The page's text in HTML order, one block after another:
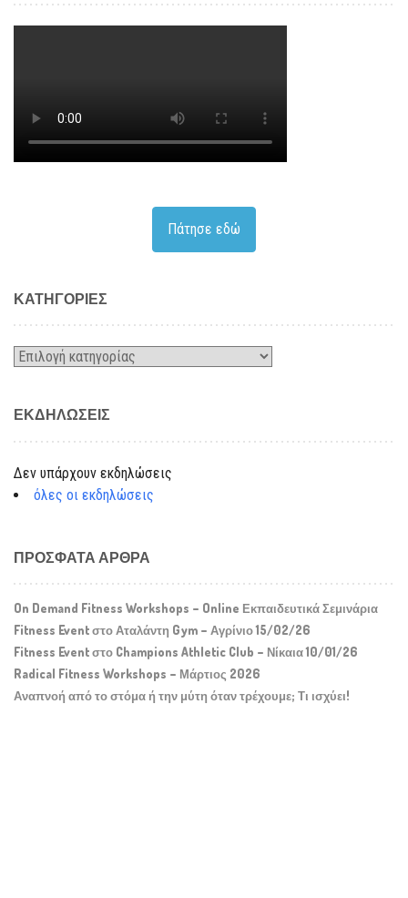
Πάτησε εδώ
KΑΤΗΓΟΡΊΕΣ
Kατηγορίες
ΕΚΔΗΛΏΣΕΙΣ
Δεν υπάρχουν εκδηλώσεις
όλες οι εκδηλώσεις
ΠΡΌΣΦΑΤΑ ΆΡΘΡΑ
On Demand Fitness Workshops – Online Εκπαιδευτικά Σεμινάρια
Fitness Event στο Αταλάντη Gym – Αγρίνιο 15/02/26
Fitness Event στο Champions Athletic Club – Νίκαια 10/01/26
Radical Fitness Workshops – Μάρτιος 2026
Αναπνοή από το στόμα ή την μύτη όταν τρέχουμε; Τι ισχύει!